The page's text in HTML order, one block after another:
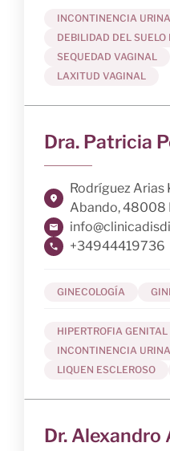
INCONTINENCIA
DEBILIDAD DEL SUELO
SEQUEDAD VAGINAL
LAXITUD VAGINAL
Dra. Patricia
Rodríguez Arias
Abando, 48008
+34944419736
GINECOLOGÍA
HIPERTROFIA GENITAL
INCONTINENCIA
LIQUEN ESCLEROSO
Dr. Alexandro